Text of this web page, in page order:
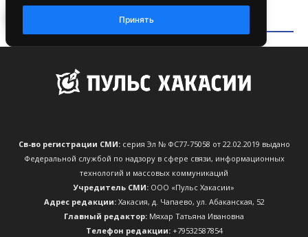
Св-во регистрации СМИ:серия Эл № ФС77-75058 от 22.02.2019 выдано
Федеральной службой по надзору в сфере связи, информационных
технологий и массовых коммуникаций
Учредитель СМИ: ООО «Пульс Хакасии»
Адрес редакции:Хакасия, д. Чапаево, ул. Абаканская, 52
Главный редактор: Мяхар Татьяна Ивановна
Телефон редакции:+79532587854